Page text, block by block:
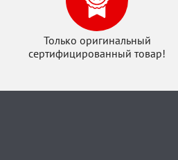
Только оригинальный
сертифицированный товар!